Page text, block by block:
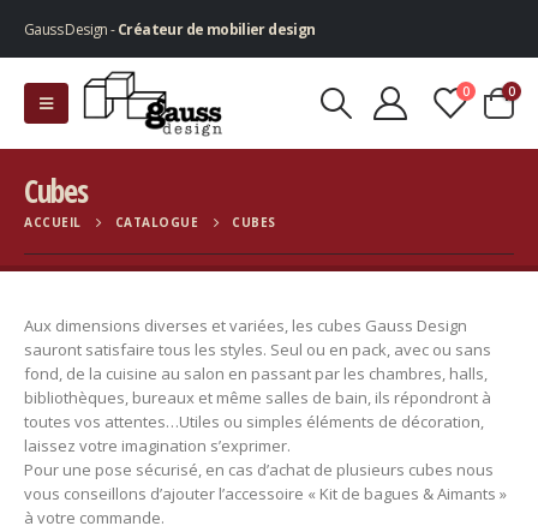
Gauss Design -Créateur de mobilier design
0 0
Cubes
ACCUEIL CATALOGUE CUBES
Aux dimensions diverses et variées, les cubes Gauss Design
sauront satisfaire tous les styles. Seul ou en pack, avec ou sans
fond, de la cuisine au salon en passant par les chambres, halls,
bibliothèques, bureaux et même salles de bain, ils répondront à
toutes vos attentes…Utiles ou simples éléments de décoration,
laissez votre imagination s’exprimer.
Pour une pose sécurisé, en cas d’achat de plusieurs cubes nous
vous conseillons d’ajouter l’accessoire « Kit de bagues & Aimants »
à votre commande.